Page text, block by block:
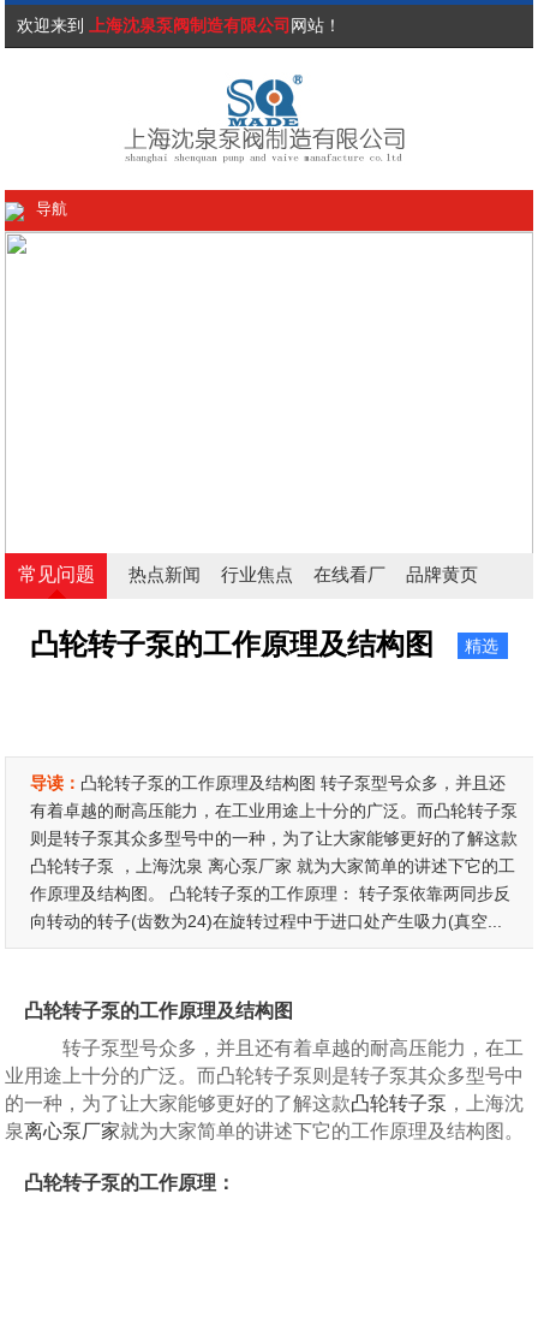
欢迎来到 上海沈泉泵阀制造有限公司 网站！
导航
常见问题 热点新闻 行业焦点 在线看厂 品牌黄页
凸轮转子泵的工作原理及结构图 精选
导读： 凸轮转子泵的工作原理及结构图 转子泵型号众多，并且还
有着卓越的耐高压能力，在工业用途上十分的广泛。而凸轮转子泵
则是转子泵其众多型号中的一种，为了让大家能够更好的了解这款
凸轮转子泵 ，上海沈泉 离心泵厂家 就为大家简单的讲述下它的工
作原理及结构图。 凸轮转子泵的工作原理： 转子泵依靠两同步反
向转动的转子(齿数为24)在旋转过程中于进口处产生吸力(真空...
凸轮转子泵的工作原理及结构图
转子泵型号众多，并且还有着卓越的耐高压能力，在工
业用途上十分的广泛。而凸轮转子泵则是转子泵其众多型号中
的一种，为了让大家能够更好的了解这款凸轮转子泵 ，上海沈
泉离心泵厂家就为大家简单的讲述下它的工作原理及结构图。
凸轮转子泵的工作原理：